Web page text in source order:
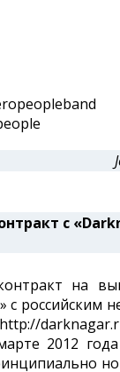
с
на
с российским
2012